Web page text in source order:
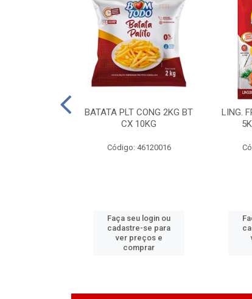
BATATA PLT CONG 2KG BT
CX 10KG
Código: 46120016
Faça seu login ou
cadastre-se para
ver preços e
comprar
LING.